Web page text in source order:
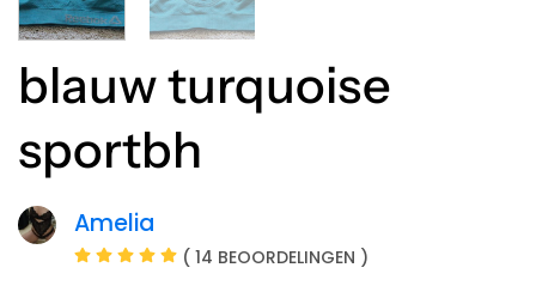
blauw turquoise
sportbh
Amelia
( 14 BEOORDELINGEN )